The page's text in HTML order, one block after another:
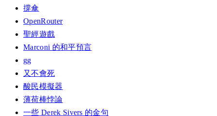
撐傘
OpenRouter
聖經遊戲
Marconi 的和平預言
gg
又不會死
酸民模擬器
薄荷棒悖論
一些 Derek Sivers 的金句